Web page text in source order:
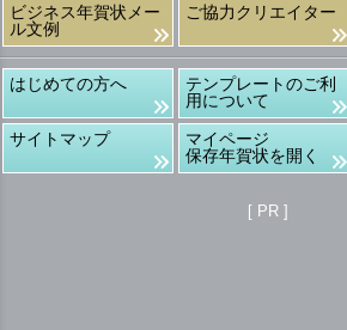
ビジネス年賀状メー
ル文例
ご協力クリエイター
はじめての方へ
テンプレートのご利
用について
サイトマップ
マイページ
保存年賀状を開く
[ PR ]